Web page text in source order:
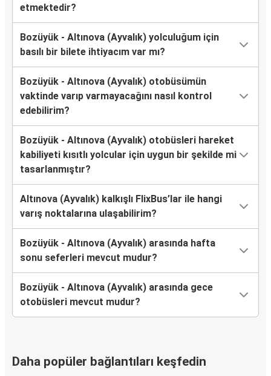
etmektedir?
Bozüyük - Altınova (Ayvalık) yolculuğum için
basılı bir bilete ihtiyacım var mı?
Bozüyük - Altınova (Ayvalık) otobüsümün
vaktinde varıp varmayacağını nasıl kontrol
edebilirim?
Bozüyük - Altınova (Ayvalık) otobüsleri hareket
kabiliyeti kısıtlı yolcular için uygun bir şekilde mi
tasarlanmıştır?
Altınova (Ayvalık) kalkışlı FlixBus’lar ile hangi
varış noktalarına ulaşabilirim?
Bozüyük - Altınova (Ayvalık) arasında hafta
sonu seferleri mevcut mudur?
Bozüyük - Altınova (Ayvalık) arasında gece
otobüsleri mevcut mudur?
Daha popüler bağlantıları keşfedin